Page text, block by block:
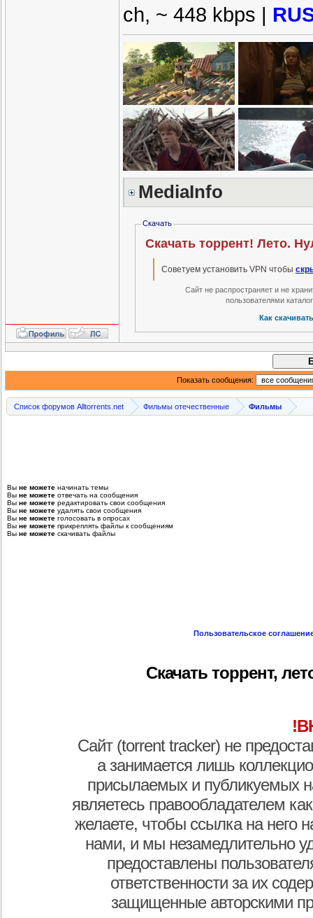
ch, ~ 448 kbps |
MediaInfo
Скачать
Скачать торрент! Лето.
Советуем установить VPN чтобы
Сайт не распространяет и не
пользователями
Как
Показать сообщения:
Список форумов Alltorrents.net Фильмы отечественные Фильмы
Вы не можете начинать темы
Вы не можете отвечать на сообщения
Вы не можете редактировать свои сообщения
Вы не можете удалять свои сообщения
Вы не можете голосовать в опросах
Вы не можете прикреплять файлы к сообщениям
Вы не можете скачивать файлы
Пользовательское
Скачать торрент,
Сайт (torrent tracker) не
а занимается лишь
присылаемых и публикуемых
являетесь правообладателем
желаете, чтобы ссылка на него
нами, и мы незамедлительно
предоставлены
ответственности за их
защищенные авторскими